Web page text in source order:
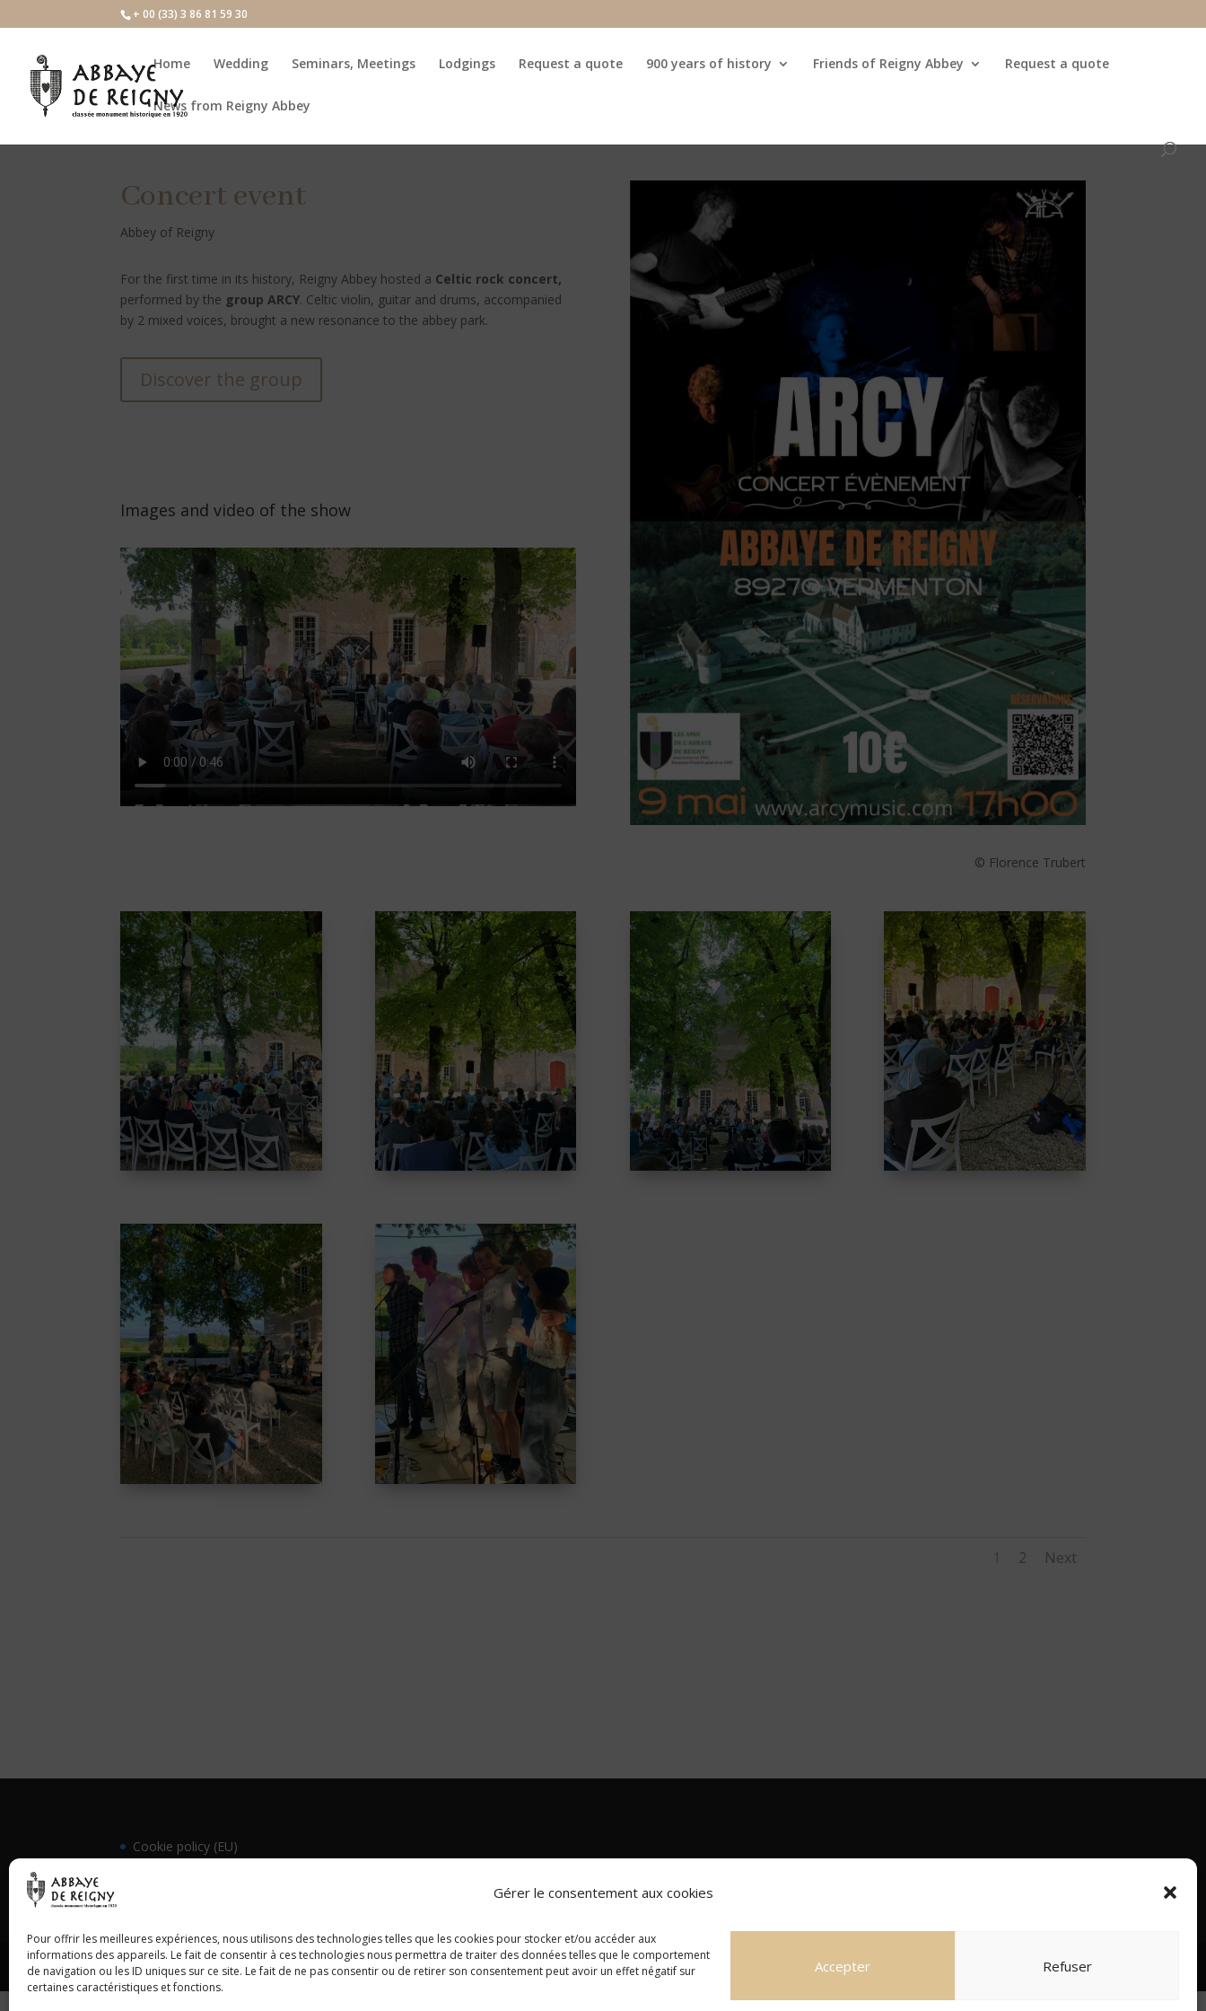
Gérer le consentement aux cookies
Pour offrir les meilleures expériences, nous utilisons des technologies telles que les cookies pour stocker et/ou accéder aux
informations des appareils. Le fait de consentir à ces technologies nous permettra de traiter des données telles que le comportement
de navigation ou les ID uniques sur ce site. Le fait de ne pas consentir ou de retirer son consentement peut avoir un effet négatif sur
certaines caractéristiques et fonctions.
Accepter Refuser
+ 00 (33) 3 86 81 59 30
Home Wedding Seminars, Meetings Lodgings Request a quote 900 years of history Friends of Reigny Abbey Request a quote
News from Reigny Abbey
Concert event
Abbey of Reigny
For the first time in its history, Reigny Abbey hosted a Celtic rock concert,
performed by the group ARCY. Celtic violin, guitar and drums, accompanied
by 2 mixed voices, brought a new resonance to the abbey park.
Discover the group
Images and video of the show
© Florence Trubert
1 2 Next
Cookie policy (EU)
Abbaye de Reigny © Tous droits réservés - 2023